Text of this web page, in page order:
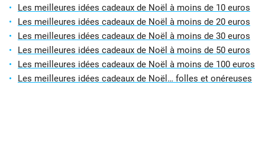
Les meilleures idées cadeaux de Noël à moins de 10 euros
Les meilleures idées cadeaux de Noël à moins de 20 euros
Les meilleures idées cadeaux de Noël à moins de 30 euros
Les meilleures idées cadeaux de Noël à moins de 50 euros
Les meilleures idées cadeaux de Noël à moins de 100 euros
Les meilleures idées cadeaux de Noël… folles et onéreuses